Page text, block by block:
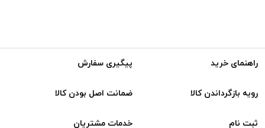
راهنمای خرید پیگیری سفارش
رویه بازگرداندن کالا ضمانت اصل بودن کالا
ثبت نام خدمات مشتریان